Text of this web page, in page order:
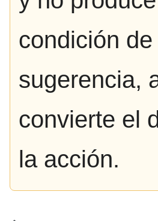
condición
sugerencia,
convierte el
la acción.